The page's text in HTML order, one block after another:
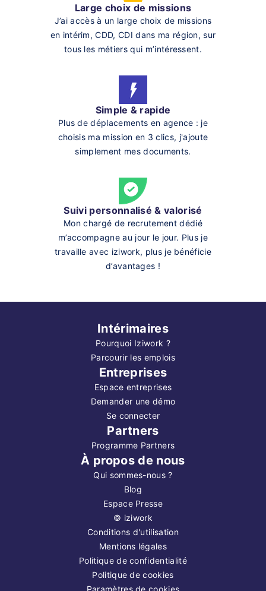
Large choix de missions
J’ai accès à un large choix de missions
en intérim, CDD, CDI dans ma région, sur
tous les métiers qui m’intéressent.
Simple & rapide
Plus de déplacements en agence : je
choisis ma mission en 3 clics, j'ajoute
simplement mes documents.
Suivi personnalisé & valorisé
Mon chargé de recrutement dédié
m’accompagne au jour le jour. Plus je
travaille avec iziwork, plus je bénéficie
d’avantages !
Intérimaires
Pourquoi Iziwork ?
Parcourir les emplois
Entreprises
Espace entreprises
Demander une démo
Se connecter
Partners
Programme Partners
À propos de nous
Qui sommes-nous ?
Blog
Espace Presse
© iziwork
Conditions d'utilisation
Mentions légales
Politique de confidentialité
Politique de cookies
Paramètres de cookies